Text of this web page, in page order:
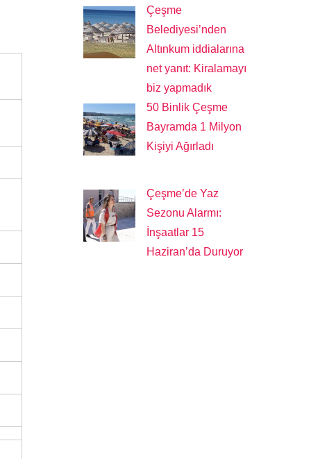
Çeşme
Belediyesi’nden
Altınkum iddialarına
net yanıt: Kiralamayı
biz yapmadık
50 Binlik Çeşme
Bayramda 1 Milyon
Kişiyi Ağırladı
Çeşme’de Yaz
Sezonu Alarmı:
İnşaatlar 15
Haziran’da Duruyor